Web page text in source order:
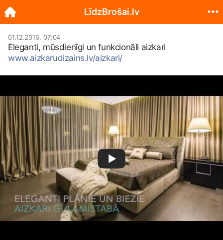
01.12.2016. 07:04
Eleganti, mūsdienīgi un funkcionāli aizkari
www.aizkarudizains.lv/aizkari/
LīdzBrošai.lv